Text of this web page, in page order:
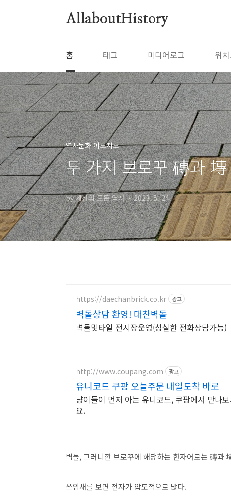
AllaboutHistory
홈 태그 미디어로그 위
역사문화 이모저모
두 가지 브로꾸 磚과 塼
by 세상의 모든 역사 2023. 5. 24.
https://daechanbrick.co.kr 광고
벽돌상담 환영! 대찬벽돌
벽돌및타일 전시장운영(성실한 전화상담가능)
http://www.coupang.com 광고
유니코드 쿠팡 오늘주문 내일도착 바로
냥이들이 먼저 아는 유니코드, 쿠팡에서 만나
요.
벽돌, 그러니깐 브로꾸에 해당하는 한자어로는 磚과
쓰임새를 보면 전자가 압도적으로 많다.